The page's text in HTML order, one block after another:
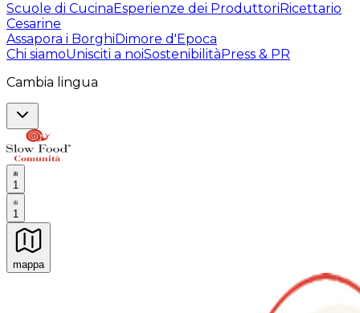
Scuole di CucinaEsperienze dei ProduttoriRicettario
Cesarine
Assapora i BorghiDimore d'Epoca
Chi siamoUnisciti a noiSostenibilitàPress & PR
Cambia lingua
1
1
mappa
Esperienze culinarie indimenticabili: Esperienze